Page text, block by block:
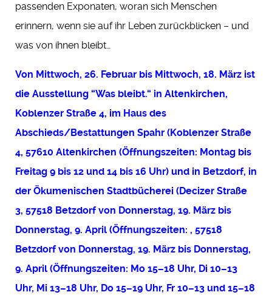
passenden Exponaten, woran sich Menschen
erinnern, wenn sie auf ihr Leben zurückblicken – und
was von ihnen bleibt…
Von Mittwoch, 26. Februar bis Mittwoch, 18. März ist
die Ausstellung “Was bleibt.“ in Altenkirchen,
Koblenzer Straße 4, im Haus des
Abschieds/Bestattungen Spahr (Koblenzer Straße
4, 57610 Altenkirchen (Öffnungszeiten: Montag bis
Freitag 9 bis 12 und 14 bis 16 Uhr) und in Betzdorf, in
der Ökumenischen Stadtbücherei (Decizer Straße
3, 57518 Betzdorf von Donnerstag, 19. März bis
Donnerstag, 9. April (Öffnungszeiten: , 57518
Betzdorf von Donnerstag, 19. März bis Donnerstag,
9. April (Öffnungszeiten: Mo 15–18 Uhr, Di 10–13
Uhr, Mi 13–18 Uhr, Do 15–19 Uhr, Fr 10–13 und 15–18